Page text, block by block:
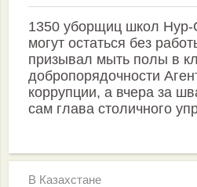
1350 уборщиц школ Нур-
могут остаться без
призывал мыть полы в
добропорядочности
коррупции, а вчера за
сам глава столичного
В Казахстане